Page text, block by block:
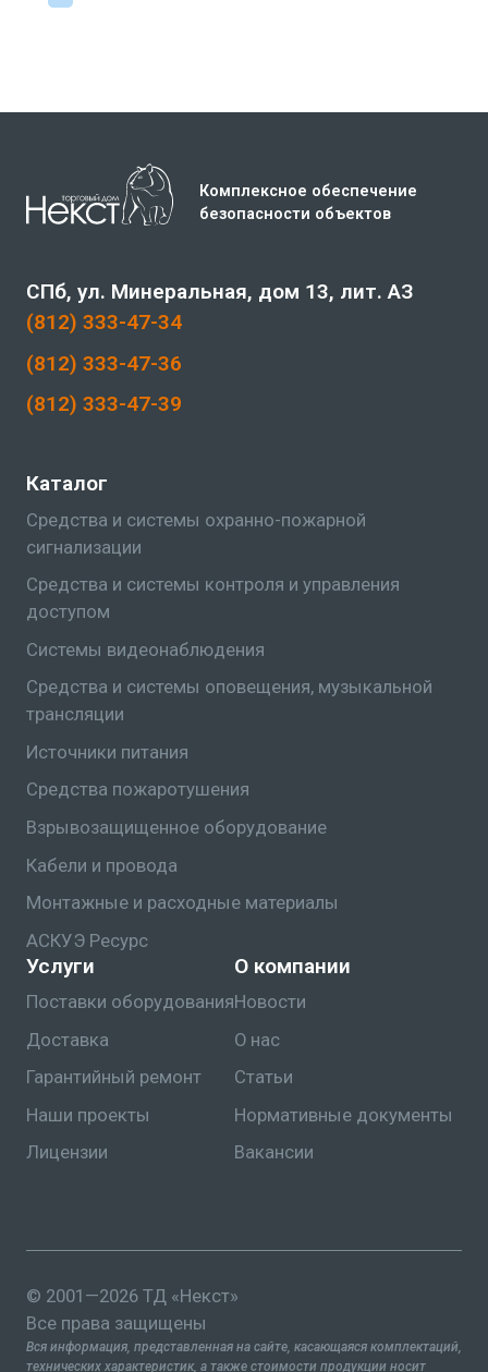
Комплексное обеспечение
безопасности объектов
Каталог
Средства и системы охранно-пожарной
сигнализации
Средства и системы контроля и управления
доступом
Системы видеонаблюдения
Средства и системы оповещения, музыкальной
трансляции
Источники питания
Средства пожаротушения
Взрывозащищенное оборудование
Кабели и провода
Монтажные и расходные материалы
АСКУЭ Ресурс
Услуги
Поставки оборудования
Доставка
Гарантийный ремонт
Наши проекты
Лицензии
О компании
Новости
О нас
Статьи
Нормативные документы
Вакансии
(812) 333-47-34
(812) 333-47-36
(812) 333-47-39
СПб, ул. Минеральная, дом 13, лит. АЗ
© 2001—2026 ТД «Некст»
Все права защищены
Вся информация, представленная на сайте, касающаяся комплектаций,
технических характеристик, а также стоимости продукции носит